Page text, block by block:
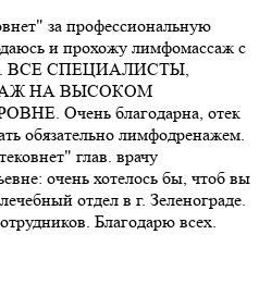
за профессиональную
и прохожу лимфомассаж с
ВСЕ СПЕЦИАЛИСТЫ,
НА ВЫСОКОМ
Очень благодарна, отек
обязательно лимфодренажем.
глав. врачу
очень хотелось бы, чтоб вы
отдел в г. Зеленограде.
Благодарю всех.